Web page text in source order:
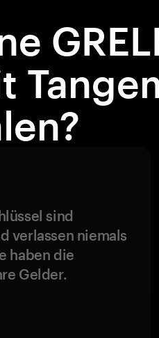
sind
verlassen niemals
haben die
Gelder.